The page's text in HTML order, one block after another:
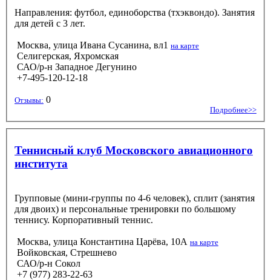
Направления: футбол, единоборства (тхэквондо). Занятия
для детей с 3 лет.
Москва, улица Ивана Сусанина, вл1 на карте
Селигерская, Яхромская
САО/р-н Западное Дегунино
+7-495-120-12-18
Отзывы: 0
Подробнее>>
Теннисный клуб Московского авиационного
института
Групповые (мини-группы по 4-6 человек), сплит (занятия
для двоих) и персональные тренировки по большому
теннису. Корпоративный теннис.
Москва, улица Константина Царёва, 10А на карте
Войковская, Стрешнево
САО/р-н Сокол
+7 (977) 283-22-63